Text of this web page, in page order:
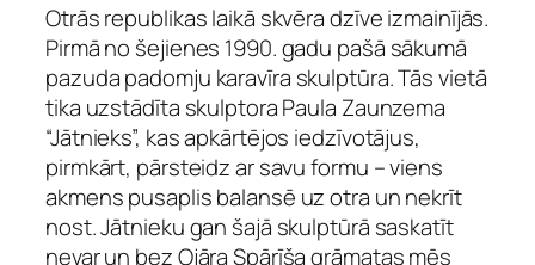
Otrās republikas laikā skvēra dzīve izmainījās.
Pirmā no šejienes 1990. gadu pašā sākumā
pazuda padomju karavīra skulptūra. Tās vietā
tika uzstādīta skulptora Paula Zaunzema
“Jātnieks”, kas apkārtējos iedzīvotājus,
pirmkārt, pārsteidz ar savu formu – viens
akmens pusaplis balansē uz otra un nekrīt
nost. Jātnieku gan šajā skulptūrā saskatīt
nevar un bez Ojāra Spārīša grāmatas mēs